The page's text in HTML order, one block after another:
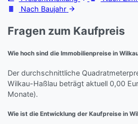
Nach Baujahr
Fragen zum Kaufpreis
Wie hoch sind die Immobilienpreise in
Der durchschnittliche
Wilkau-Haßlau beträgt aktuell 0,00
Monate).
Wie ist die Entwicklung der Kaufpreise in